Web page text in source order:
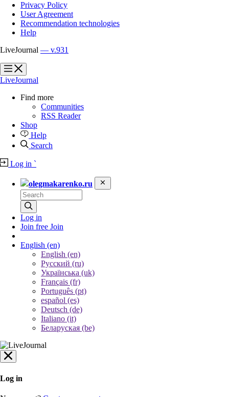
Privacy Policy
User Agreement
Recommendation technologies
Help
LiveJournal — v.931
?
?
LiveJournal
Find more
Communities
RSS Reader
Shop
Help
Search
Log in `
olegmakarenko.ru
Log in
Join free Join
English (en)
English (en)
Русский (ru)
Українська (uk)
Français (fr)
Português (pt)
español (es)
Deutsch (de)
Italiano (it)
Беларуская (be)
Log in